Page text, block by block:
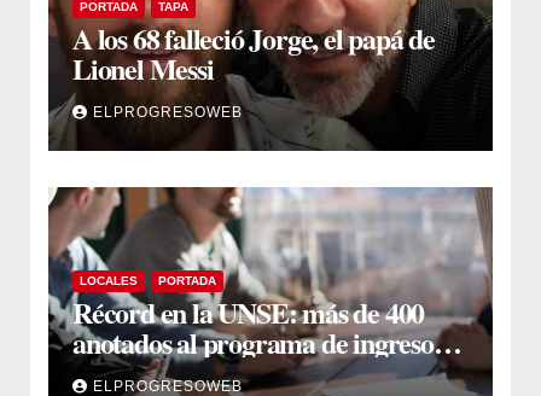
PORTADA TAPA
A los 68 falleció Jorge, el papá de
Lionel Messi
ELPROGRESOWEB
LOCALES PORTADA
Récord en la UNSE: más de 400
anotados al programa de ingreso
sin secundario
ELPROGRESOWEB